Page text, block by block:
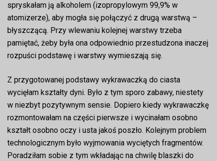
spryskałam ją alkoholem (izopropylowym 99,9% w
atomizerze), aby mogła się połączyć z drugą warstwą –
błyszczącą. Przy wlewaniu kolejnej warstwy trzeba
pamiętać, żeby była ona odpowiednio przestudzona inaczej
rozpuści podstawę i warstwy wymieszają się.
Z przygotowanej podstawy wykrawaczką do ciasta
wycięłam kształty dyni. Było z tym sporo zabawy, niestety
w niezbyt pozytywnym sensie. Dopiero kiedy wykrawaczkę
rozmontowałam na części pierwsze i wycinałam osobno
kształt osobno oczy i usta jakoś poszło. Kolejnym problem
technologicznym było wyjmowania wyciętych fragmentów.
Poradziłam sobie z tym wkładając na chwilę blaszki do